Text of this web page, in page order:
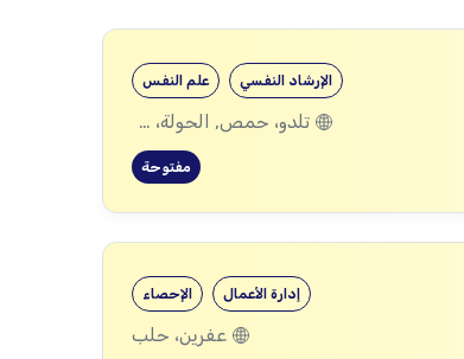
علم النفس الإرشاد النفسي
تلدو، حمص, الحولة، حمص
مفتوحة
الإحصاء إدارة الأعمال
عفرين، حلب